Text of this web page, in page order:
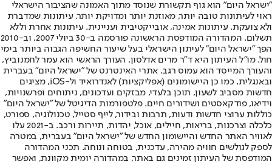
"ישראל היום" הוא גוף תקשורת שנוסד מתוך האמונה שהציבור הישראלי
ראוי לעיתונות טובה יותר, מאוזנת יותר ומדויקת יותר. עיתונות שמדברת
ולא צועקת. עיתונות אמינה, אובייקטיבית ועניינית. עיתונות אחרת וללא
תשלום. המהדורה המודפסת הראשונה פורסמה ב-30 ביולי 2007, וב-2010
הפך "ישראל היום" לעיתון הישראלי בעל שיעור החשיפה הגבוה ביותר בימי
חול. מו"ל העיתון היא ד"ר מרים אדלסון. העורך הראשי הוא עמר לחמנוביץ,
והעורך המייסד הוא עמוס רגב. אתרי האינטרנט של "ישראל היום" בעברית
ובאנגלית, כמו כן היישומונים (אפליקציות) לאנדרואיד ול-iOS, מציגים
חדשות מסביב לשעון, תוכן בלעדי, מבזקים ועדכונים, ניתוחים ופרשנויות,
וידיאו, פודקאסטים ושידורים חיים. פלטפורמות הדיגיטל של "ישראל היום"
כוללות ערוצי חדשות ודעות, תרבות ובידור, לייף סטייל, טכנולוגיה, ספורט,
כלכלה וצרכנות, בריאות, חיילים, אוכל, יהדות, תיירות ורכב. ב-2021 עלו
לאוויר האתר החדש והיישומון החדש של "ישראל היום" בעברית, במטרה
לספק לגולשים חוויה מהירה, עדכנית, בטוחה ונוחה. תכני המהדורה
המודפסת של העיתון זמינים גם באתר, במהדורה יומית מקוונת, ואפשר